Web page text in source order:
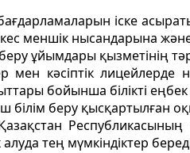
iске
меншiк нысандарына
ұйымдары қызметiнiң
мен кәсіптік
бойынша біліктi
беру қысқартылған
тең мүмкiндiктер